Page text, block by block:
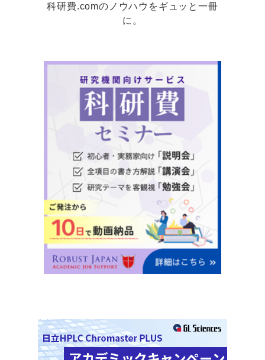
科研費.comのノウハウをギュッと一冊
に。